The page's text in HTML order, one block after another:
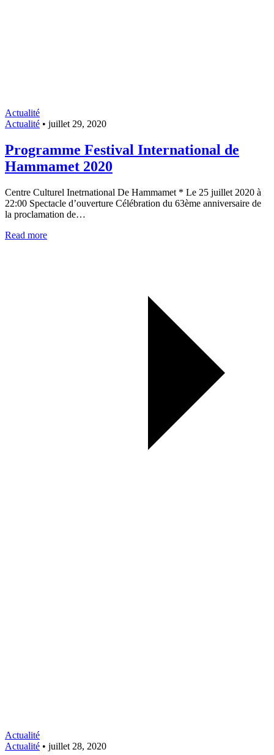
Actualité
Actualité • juillet 29, 2020
Programme Festival International de
Hammamet 2020
Centre Culturel Inetrnational De Hammamet * Le 25 juillet 2020 à
22:00 Spectacle d’ouverture Célébration du 63ème anniversaire de
la proclamation de…
Read more
Actualité
Actualité • juillet 28, 2020